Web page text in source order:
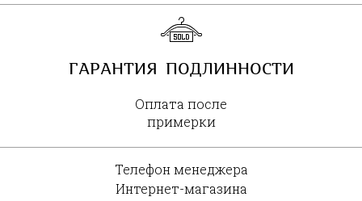
ГАРАНТИЯ ПОДЛИННОСТИ
Оплата после
примерки
Телефон менеджера
Интернет-магазина